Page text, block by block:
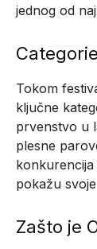
jednog od
Tokom
ključne
prvenstvo u
plesne
pokažu
Zašto je